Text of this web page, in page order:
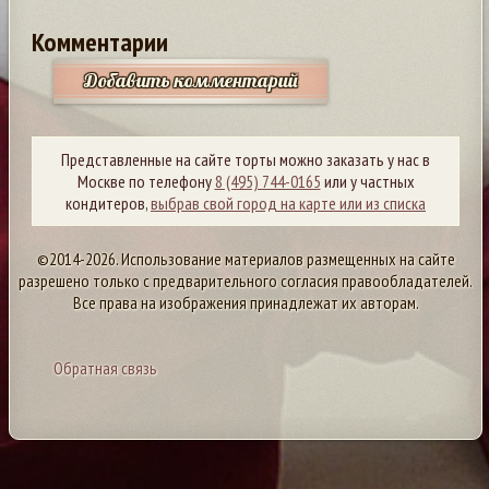
Комментарии
Добавить комментарий
Представленные на сайте торты можно заказать у нас в
Москве по телефону8 (495) 744-0165 или у частных
кондитеров,выбрав свой город на карте или из списка
©2014-2026. Использование материалов размещенных на сайте
разрешено только с предварительного согласия правообладателей.
Все права на изображения принадлежат их авторам.
Обратная связь